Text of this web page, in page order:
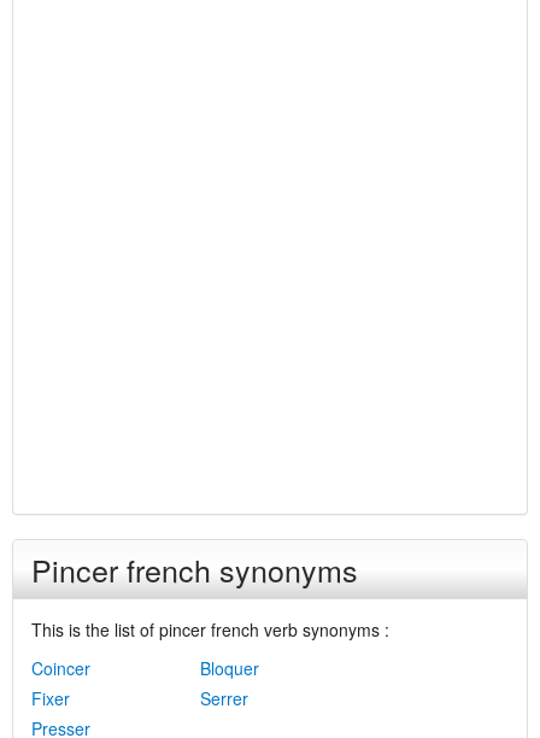
Pincer french synonyms
This is the list of pincer french verb synonyms :
Coincer
Bloquer
Fixer
Serrer
Presser